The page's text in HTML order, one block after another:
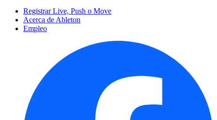
Registrar Live, Push o Move
Acerca de Ableton
Empleo